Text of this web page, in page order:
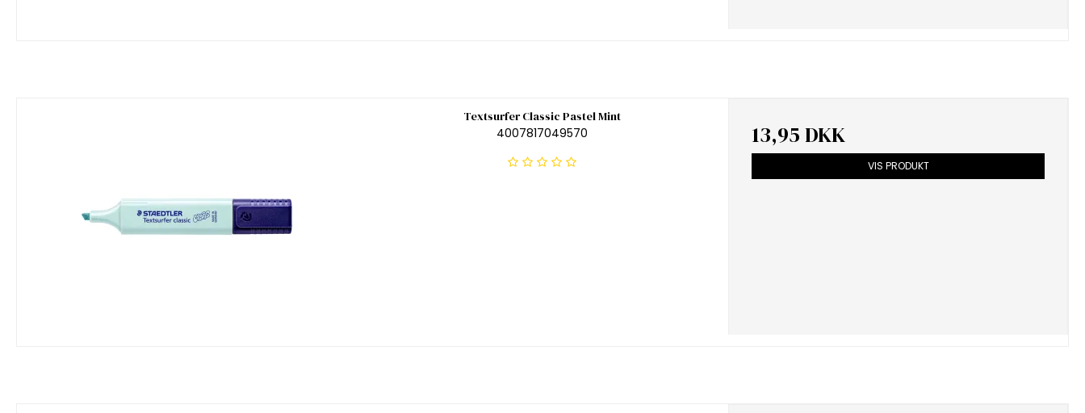
Textsurfer Classic Pastel Mint
4007817049570
13,95 DKK
VIS PRODUKT